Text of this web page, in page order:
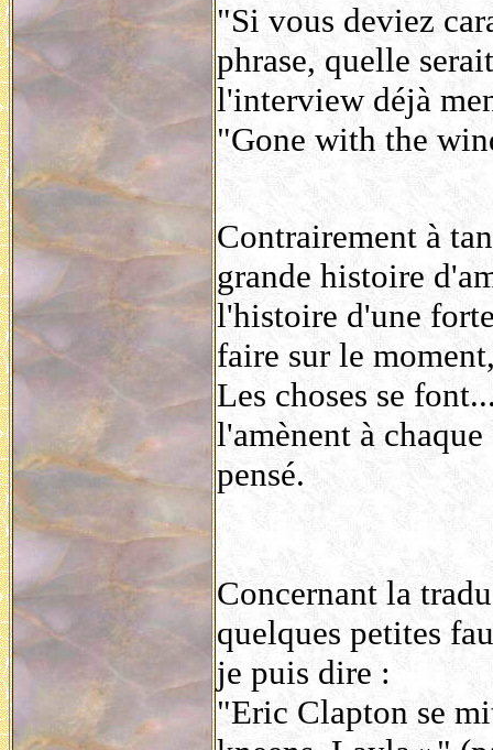
"Si vous deviez
phrase, quelle
l'interview déjà
"Gone with the
Contrairement à
grande histoire
l'histoire d'une
faire sur le
Les choses se
l'amènent à
pensé.
Concernant la
quelques petites
je puis dire :
"Eric Clapton se